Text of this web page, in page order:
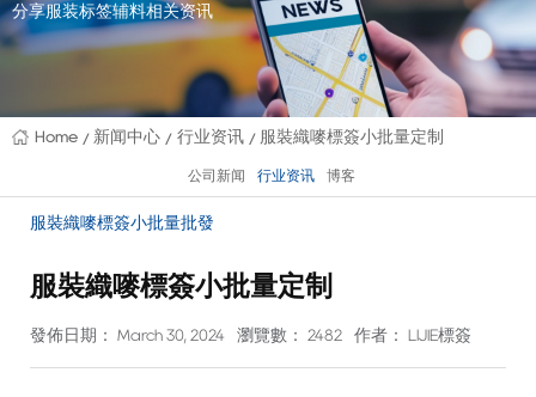
分享服装标签辅料相关资讯
Home 新闻中心 行业资讯 服裝織嘜標簽小批量定制
公司新闻 行业资讯 博客
服裝織嘜標簽小批量批發
服裝織嘜標簽小批量定制
發佈日期： March 30, 2024 瀏覽數： 2482 作者： LIJIE標簽